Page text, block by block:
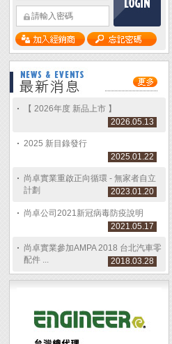
【 2026年度 新品上市 】
2026.05.13
2025 新目錄發行
2025.01.22
尚卓實業重啟正向循環 - 無家者自立
計劃
2023.01.20
尚卓公司2021新冠病毒防疫說明
2021.05.17
尚卓實業參加AMPA 2018 台北汽車零
配件 ...
2018.03.28